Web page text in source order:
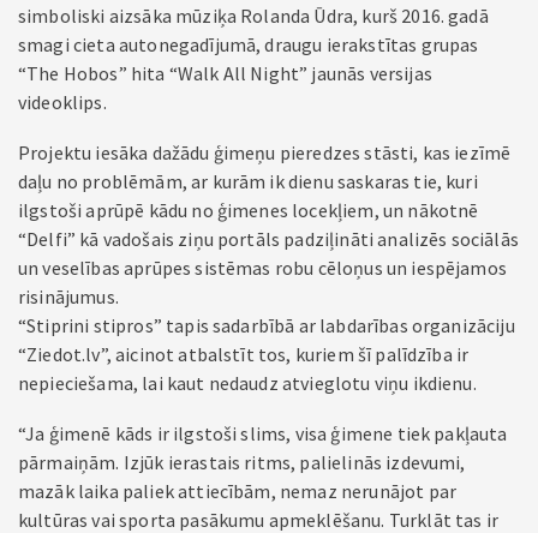
simboliski aizsāka mūziķa Rolanda Ūdra, kurš 2016. gadā
smagi cieta autonegadījumā, draugu ierakstītas grupas
“The Hobos” hita “Walk All Night” jaunās versijas
videoklips.
Projektu iesāka dažādu ģimeņu pieredzes stāsti, kas iezīmē
daļu no problēmām, ar kurām ik dienu saskaras tie, kuri
ilgstoši aprūpē kādu no ģimenes locekļiem, un nākotnē
“Delfi” kā vadošais ziņu portāls padziļināti analizēs sociālās
un veselības aprūpes sistēmas robu cēloņus un iespējamos
risinājumus.
“Stiprini stipros” tapis sadarbībā ar labdarības organizāciju
“Ziedot.lv”, aicinot atbalstīt tos, kuriem šī palīdzība ir
nepieciešama, lai kaut nedaudz atvieglotu viņu ikdienu.
“Ja ģimenē kāds ir ilgstoši slims, visa ģimene tiek pakļauta
pārmaiņām. Izjūk ierastais ritms, palielinās izdevumi,
mazāk laika paliek attiecībām, nemaz nerunājot par
kultūras vai sporta pasākumu apmeklēšanu. Turklāt tas ir